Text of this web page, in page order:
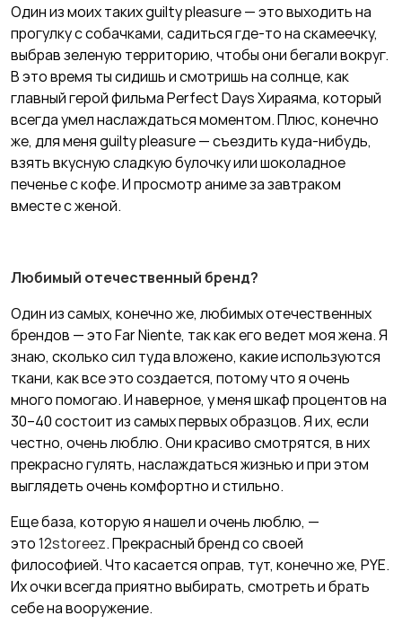
Один из моих таких guilty pleasure — это выходить на
прогулку с собачками, садиться где-то на скамеечку,
выбрав зеленую территорию, чтобы они бегали вокруг.
В это время ты сидишь и смотришь на солнце, как
главный герой фильма Perfect Days Хираяма, который
всегда умел наслаждаться моментом. Плюс, конечно
же, для меня guilty pleasure — съездить куда-нибудь,
взять вкусную сладкую булочку или шоколадное
печенье с кофе. И просмотр аниме за завтраком
вместе с женой.
Любимый отечественный бренд?
Один из самых, конечно же, любимых отечественных
брендов — это Far Niente, так как его ведет моя жена. Я
знаю, сколько сил туда вложено, какие используются
ткани, как все это создается, потому что я очень
много помогаю. И наверное, у меня шкаф процентов на
30–40 состоит из самых первых образцов. Я их, если
честно, очень люблю. Они красиво смотрятся, в них
прекрасно гулять, наслаждаться жизнью и при этом
выглядеть очень комфортно и стильно.
Еще база, которую я нашел и очень люблю, —
это12storeez. Прекрасный бренд со своей
философией. Что касается оправ, тут, конечно же, PYE.
Их очки всегда приятно выбирать, смотреть и брать
себе на вооружение.